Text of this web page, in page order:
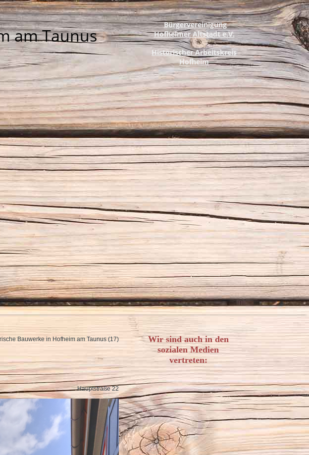
am Taunus
Bürgervereinigung
Hofheimer Altstadt e.V.
Historischer Arbeitskreis
Hofheim
Bauwerke in Hofheim am Taunus (17)
Hauptstraße 22
Wir sind auch in den
sozialen Medien
vertreten: